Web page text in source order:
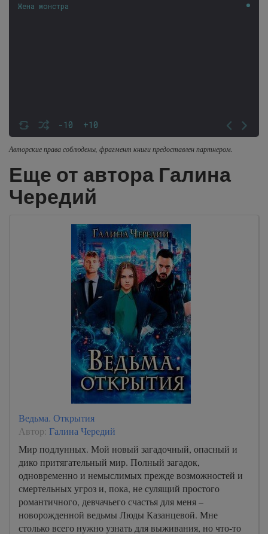
-10 +10
Жена монстра
Авторские права соблюдены, фрагмент книги предоставлен партнером.
Еще от автора Галина
Чередий
Ведьма. Открытия
Автор: Галина Чередий
Мир подлунных. Мой новый загадочный, опасный и
дико притягательный мир. Полный загадок,
одновременно и немыслимых прежде возможностей и
смертельных угроз и, пока, не сулящий простого
романтичного, девчачьего счастья для меня –
новорожденной ведьмы Люды Казанцевой. Мне
столько всего нужно узнать для выживания, но что-то